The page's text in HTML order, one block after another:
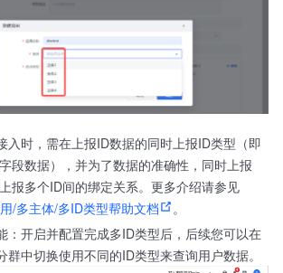
入时，需在上报ID数据的同时上报ID类型（即
段数据），并为了数据的准确性，同时上报
报多个ID间的绑定关系。更多介绍请参见
/多主体/多ID类型帮助文档
。
：开启并配置完成多ID类型后，后续您可以在
群中切换使用不同的ID类型来查询用户数据。